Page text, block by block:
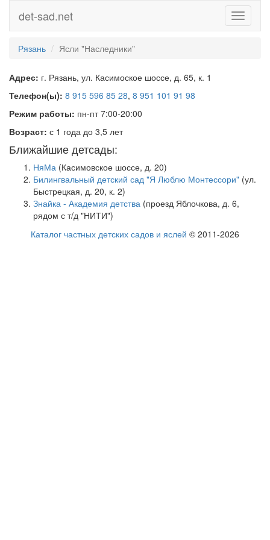
Toggle
det-sad.net
Рязань Ясли "Наследники"
Адрес: г. Рязань, ул. Касимоское шоссе, д. 65, к. 1
Телефон(ы): 8 915 596 85 28, 8 951 101 91 98
Режим работы: пн-пт 7:00-20:00
Возраст: с 1 года до 3,5 лет
Ближайшие детсады:
НяМа (Касимовское шоссе, д. 20)
Билингвальный детский сад "Я Люблю Монтессори" (ул.
Быстрецкая, д. 20, к. 2)
Знайка - Академия детства (проезд Яблочкова, д. 6,
рядом с т/д "НИТИ")
Каталог частных детских садов и яслей © 2011-2026